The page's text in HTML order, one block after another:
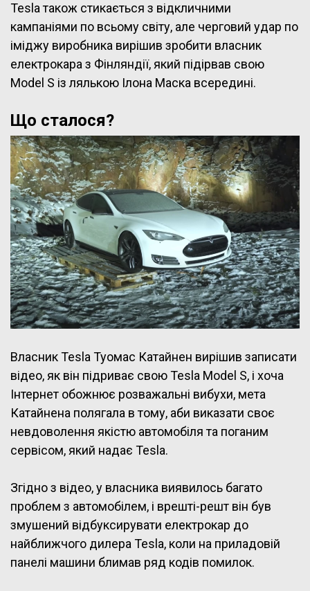
Tesla також стикається з відкличними
кампаніями по всьому світу, але черговий удар по
іміджу виробника вирішив зробити власник
електрокара з Фінляндії, який підірвав свою
Model S із лялькою Ілона Маска всередині.
Що сталося?
Власник Tesla Туомас Катайнен вирішив записати
відео, як він підриває свою Tesla Model S, і хоча
Інтернет обожнює розважальні вибухи, мета
Катайнена полягала в тому, аби виказати своє
невдоволення якістю автомобіля та поганим
сервісом, який надає Tesla.
Згідно з відео, у власника виявилось багато
проблем з автомобілем, і врешті-решт він був
змушений відбуксирувати електрокар до
найближчого дилера Tesla, коли на приладовій
панелі машини блимав ряд кодів помилок.